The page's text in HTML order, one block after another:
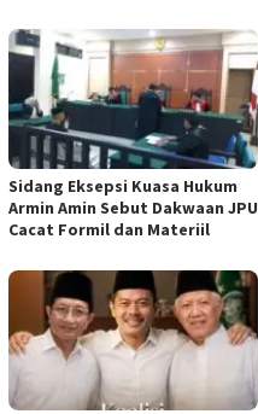
‎Sidang Eksepsi Kuasa Hukum
Armin Amin Sebut Dakwaan JPU
Cacat Formil dan Materiil